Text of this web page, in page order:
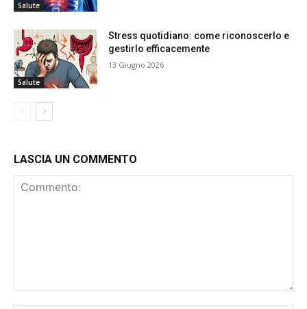
Salute
Salute
Stress quotidiano: come riconoscerlo e
gestirlo efficacemente
13 Giugno 2026
LASCIA UN COMMENTO